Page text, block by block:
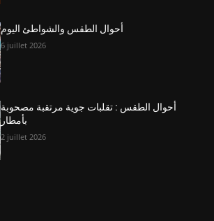
أحوال الطقس والشواطئ اليوم
6 juillet 2026
أحوال الطقس : تقلبات جوية مرتقبة مصحوبة
بأمطار
2 juillet 2026